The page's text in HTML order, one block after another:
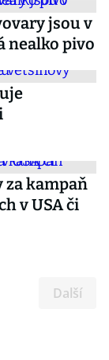
jsou v
nealko pivo
za kampaň
v USA či
Další